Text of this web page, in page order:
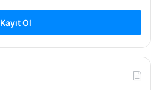
Kayıt Ol